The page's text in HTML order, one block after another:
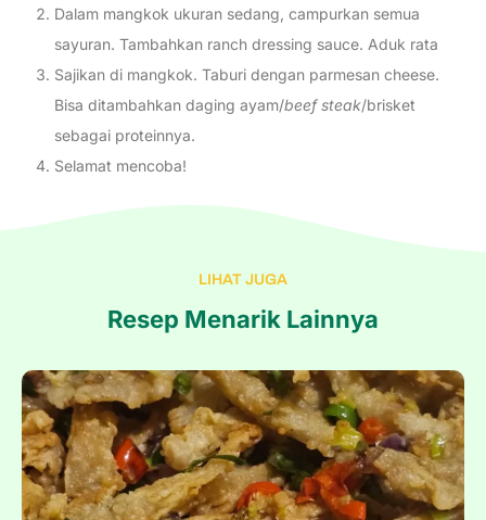
Dalam mangkok ukuran sedang, campurkan semua
sayuran. Tambahkan ranch dressing sauce. Aduk rata
Sajikan di mangkok. Taburi dengan parmesan cheese.
Bisa ditambahkan daging ayam/beef steak/brisket
sebagai proteinnya.
Selamat mencoba!
LIHAT JUGA
Resep Menarik Lainnya